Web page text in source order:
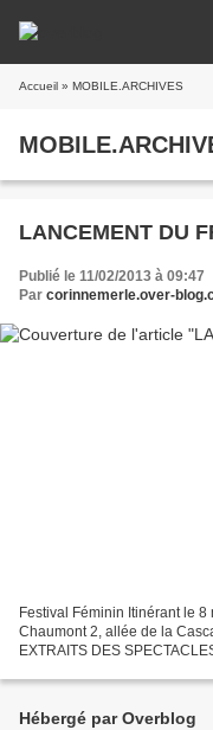
Accueil » MOBILE.ARCHIVES
LANCEMENT DU
Publié le 11/02/2013 à 09:47
Par corinnemerle.over-
Festival Féminin Itinérant le
Chaumont 2, allée de la
EXTRAITS DES
Hébergé par Overblog